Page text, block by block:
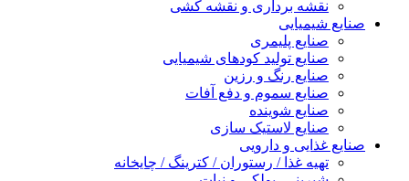
نقشه برداری و نقشه کشی
صنایع شیمیایی
صنایع پلیمری
صنایع تولید کودهای شیمیایی
صنایع رنگ و رزین
صنایع سموم و دفع آفات
صنایع شوینده
صنایع لاستیک سازی
صنایع غذایی و دارویی
تهیه غذا / رستوران / کترینگ / چایخانه